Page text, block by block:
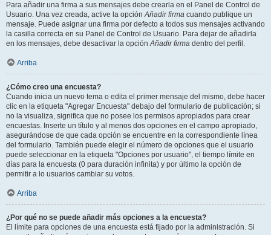
Para añadir una firma a sus mensajes debe crearla en el Panel de Control de
Usuario. Una vez creada, active la opciónAñadir firma cuando publique un
mensaje. Puede asignar una firma por defecto a todos sus mensajes activando
la casilla correcta en su Panel de Control de Usuario. Para dejar de añadirla
en los mensajes, debe desactivar la opciónAñadir firma dentro del perfil.
Arriba
¿Cómo creo una encuesta?
Cuando inicia un nuevo tema o edita el primer mensaje del mismo, debe hacer
clic en la etiqueta "Agregar Encuesta" debajo del formulario de publicación; si
no la visualiza, significa que no posee los permisos apropiados para crear
encuestas. Inserte un título y al menos dos opciones en el campo apropiado,
asegurándose de que cada opción se encuentre en la correspondiente línea
del formulario. También puede elegir el número de opciones que el usuario
puede seleccionar en la etiqueta "Opciones por usuario", el tiempo límite en
días para la encuesta (0 para duración infinita) y por último la opción de
permitir a lo usuarios cambiar su votos.
Arriba
¿Por qué no se puede añadir más opciones a la encuesta?
El límite para opciones de una encuesta está fijado por la administración. Si